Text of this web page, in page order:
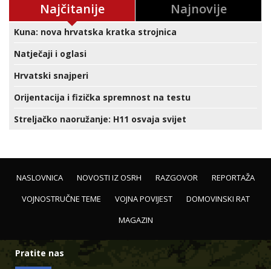
Najčitanije Najnovije
Kuna: nova hrvatska kratka strojnica
Natječaji i oglasi
Hrvatski snajperi
Orijentacija i fizička spremnost na testu
Streljačko naoružanje: H11 osvaja svijet
NASLOVNICA NOVOSTI IZ OSRH RAZGOVOR
REPORTAŽA
VOJNOSTRUČNE TEME
VOJNA POVIJEST
DOMOVINSKI RAT
MAGAZIN
Pratite nas